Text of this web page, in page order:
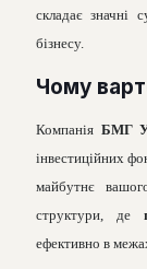
складає значні
бізнесу.
Чому
Компанія БМГ
інвестиційних
майбутнє
структури, де
ефективно в